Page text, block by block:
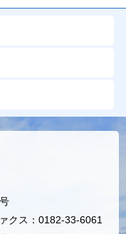
クス：0182-33-6061